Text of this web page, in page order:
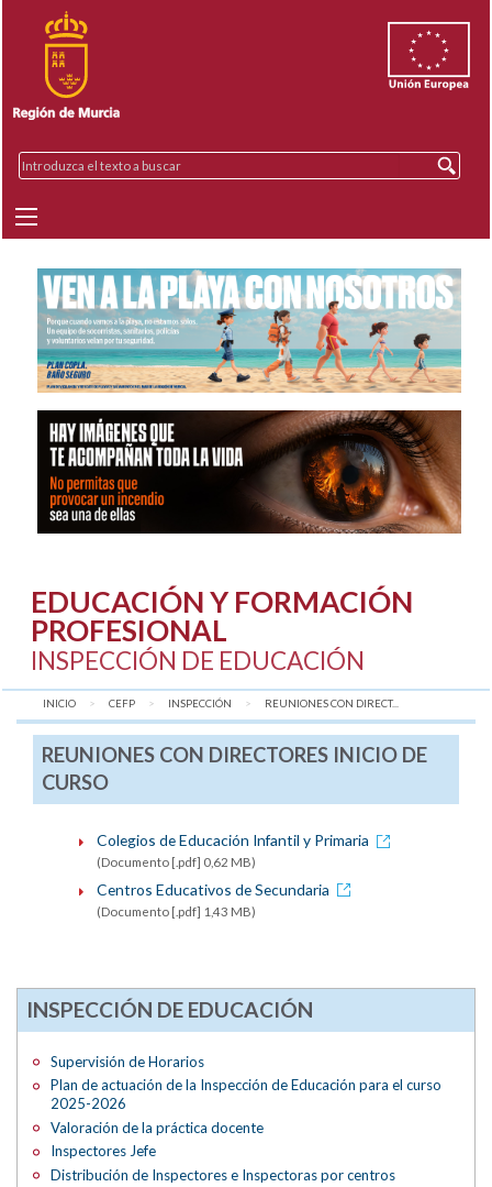
EDUCACIÓN Y FORMACIÓN
PROFESIONAL
INSPECCIÓN DE EDUCACIÓN
INICIO CEFP INSPECCIÓN AQUÍ:
REUNIONES CON DIRECT...
REUNIONES CON DIRECTORES INICIO DE
CURSO
Colegios de Educación Infantil y Primaria
(Documento [.pdf] 0,62 MB)
Centros Educativos de Secundaria
(Documento [.pdf] 1,43 MB)
INSPECCIÓN DE EDUCACIÓN
Supervisión de Horarios
Plan de actuación de la Inspección de Educación para el curso
2025-2026
Valoración de la práctica docente
Inspectores Jefe
Distribución de Inspectores e Inspectoras por centros